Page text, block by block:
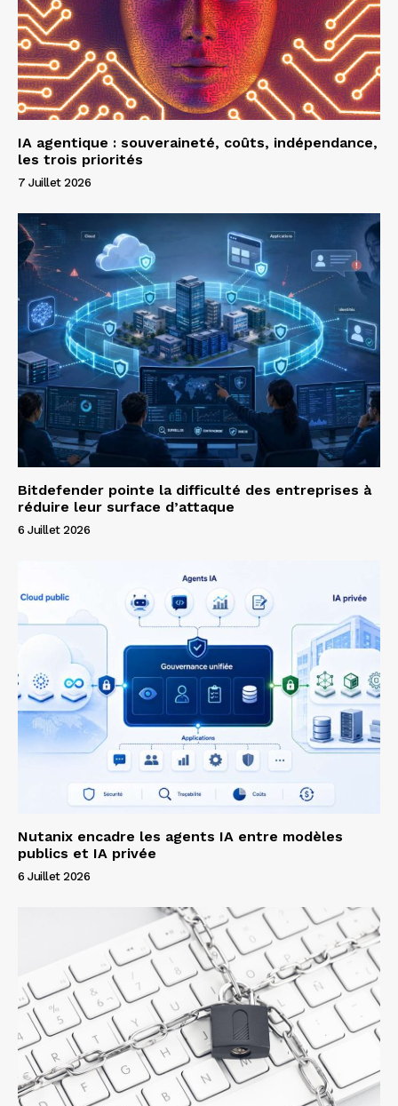
IA agentique : souveraineté, coûts, indépendance,
les trois priorités
7 Juillet 2026
Bitdefender pointe la difficulté des entreprises à
réduire leur surface d’attaque
6 Juillet 2026
Nutanix encadre les agents IA entre modèles
publics et IA privée
6 Juillet 2026